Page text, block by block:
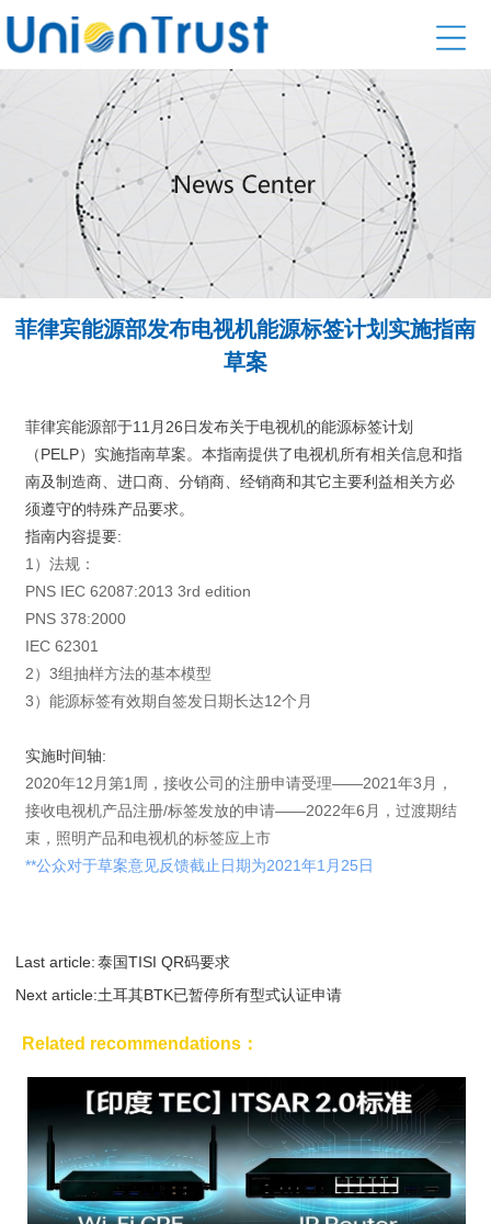
菲律宾能源部发布电视机能源标签计划实施指南
草案
菲律宾能源部于11月26日发布关于电视机的能源标签计划
（PELP）实施指南草案。本指南提供了电视机所有相关信息和指
南及制造商、进口商、分销商、经销商和其它主要利益相关方必
须遵守的特殊产品要求。
指南内容提要:
1）法规：
PNS IEC 62087:2013 3rd edition
PNS 378:2000
IEC 62301
2）3组抽样方法的基本模型
3）能源标签有效期自签发日期长达12个月
实施时间轴:
2020年12月第1周，接收公司的注册申请受理——2021年3月，
接收电视机产品注册/标签发放的申请——2022年6月，过渡期结
束，照明产品和电视机的标签应上市
**公众对于草案意见反馈截止日期为2021年1月25日
Last article: 泰国TISI QR码要求
Next article:土耳其BTK已暂停所有型式认证申请
Related recommendations：